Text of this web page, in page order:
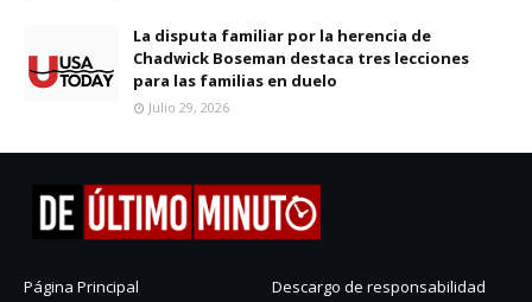
La disputa familiar por la herencia de
Chadwick Boseman destaca tres lecciones
para las familias en duelo
Julio 29, 2026
Página Principal
Descargo de responsabilidad